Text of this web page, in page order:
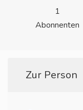
1
Abonnenten
Zur Person